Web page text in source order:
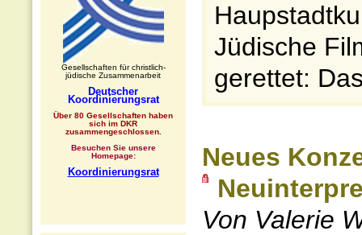
Gesellschaften für christlich-
jüdische Zusammenarbeit
Deutscher
Koordinierungsrat
Über 80 Gesellschaften haben
sich im DKR
zusammengeschlossen.
Besuchen Sie unsere
Homepage:
Koordinierungsrat
Jüdische
gerettet:
Neues
Von Valerie